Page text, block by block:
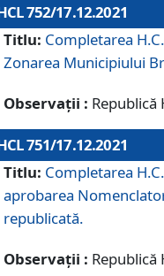
752/17.12.2021
Titlu: Completarea
Zonarea Municipiului
Observații : Republică
751/17.12.2021
Titlu: Completarea
aprobarea
republicată.
Observații : Republică